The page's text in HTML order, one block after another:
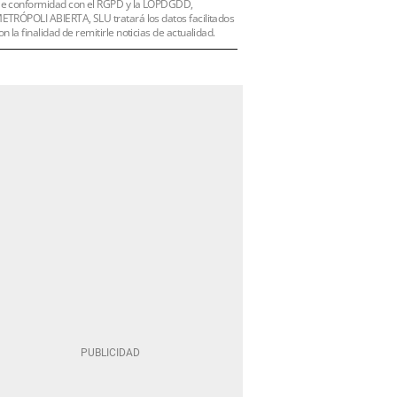
conformidad con el RGPD y la LOPDGDD,
ABIERTA, SLU tratará los datos facilitados
la finalidad de remitirle noticias de actualidad.